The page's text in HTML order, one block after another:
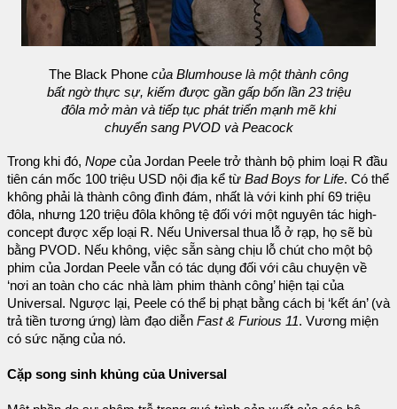
The Black Phone của Blumhouse là một thành công
bất ngờ thực sự, kiếm được gần gấp bốn lần 23 triệu
đôla mở màn và tiếp tục phát triển mạnh mẽ khi
chuyển sang PVOD và Peacock
Trong khi đó, Nope của Jordan Peele trở thành bộ phim loại R đầu
tiên cán mốc 100 triệu USD nội địa kể từ Bad Boys for Life. Có thể
không phải là thành công đình đám, nhất là với kinh phí 69 triệu
đôla, nhưng 120 triệu đôla không tệ đối với một nguyên tác high-
concept được xếp loại R. Nếu Universal thua lỗ ở rạp, họ sẽ bù
bằng PVOD. Nếu không, việc sẵn sàng chịu lỗ chút cho một bộ
phim của Jordan Peele vẫn có tác dụng đối với câu chuyện về
‘nơi an toàn cho các nhà làm phim thành công’ hiện tại của
Universal. Ngược lại, Peele có thể bị phạt bằng cách bị ‘kết án’ (và
trả tiền tương ứng) làm đạo diễn Fast & Furious 11. Vương miện
có sức nặng của nó.
Cặp song sinh khủng của Universal